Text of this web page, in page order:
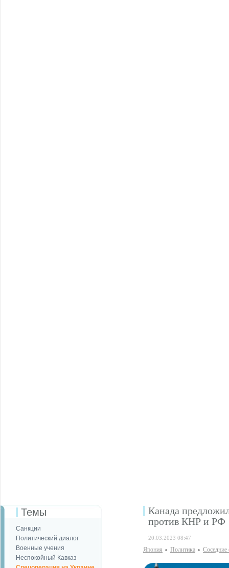
Темы
Санкции
Политический диалог
Военные учения
Неспокойный Кавказ
Канада
против КНР и РФ
20.03.2023 08:47
Япония Политика Соседние